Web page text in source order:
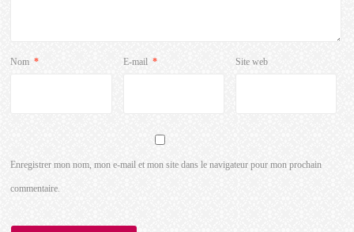
Nom * E-mail * Site web
Enregistrer mon nom, mon e-mail et mon site dans le navigateur pour mon prochain
commentaire.